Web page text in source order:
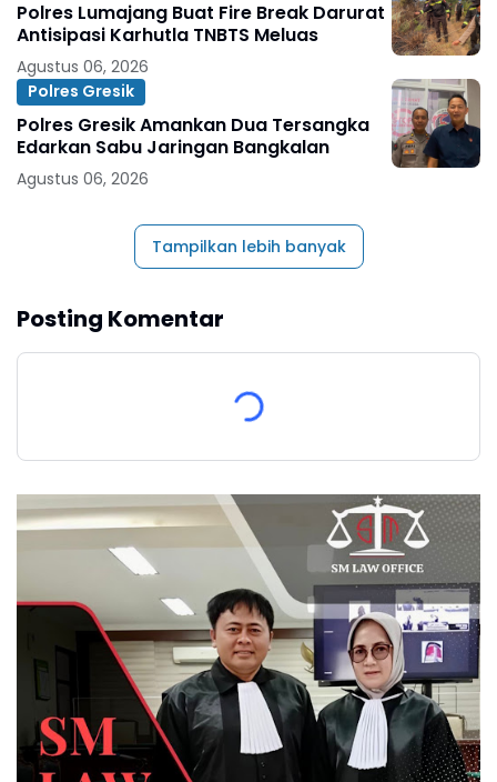
Polres Lumajang Buat Fire Break Darurat
Antisipasi Karhutla TNBTS Meluas
Agustus 06, 2026
Polres Gresik
Polres Gresik Amankan Dua Tersangka
Edarkan Sabu Jaringan Bangkalan
Agustus 06, 2026
Tampilkan lebih banyak
Posting Komentar